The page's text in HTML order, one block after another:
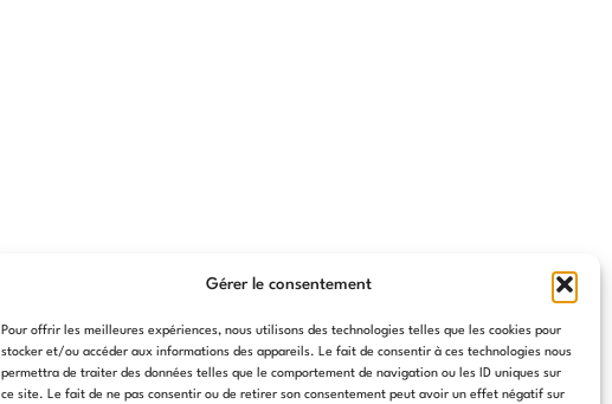
Gérer le consentement
Pour offrir les meilleures expériences, nous utilisons des technologies telles que les cookies pour
stocker et/ou accéder aux informations des appareils. Le fait de consentir à ces technologies nous
permettra de traiter des données telles que le comportement de navigation ou les ID uniques sur
ce site. Le fait de ne pas consentir ou de retirer son consentement peut avoir un effet négatif sur